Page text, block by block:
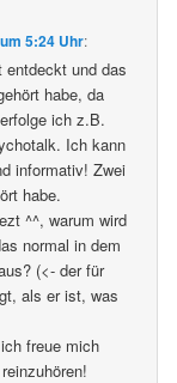
5:24 Uhr:
entdeckt und das
habe, da
ich z.B.
Ich kann
informativ! Zwei
habe.
^^, warum wird
normal in dem
(<- der für
als er ist, was
freue mich